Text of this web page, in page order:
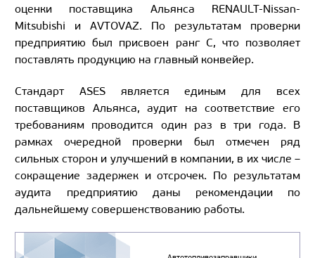
оценки поставщика Альянса RENAULT-Nissan-
Mitsubishi и AVTOVAZ. По результатам проверки
предприятию был присвоен ранг С, что позволяет
поставлять продукцию на главный конвейер.
Стандарт ASES является единым для всех
поставщиков Альянса, аудит на соответствие его
требованиям проводится один раз в три года. В
рамках очередной проверки был отмечен ряд
сильных сторон и улучшений в компании, в их числе –
сокращение задержек и отсрочек. По результатам
аудита предприятию даны рекомендации по
дальнейшему совершенствованию работы.